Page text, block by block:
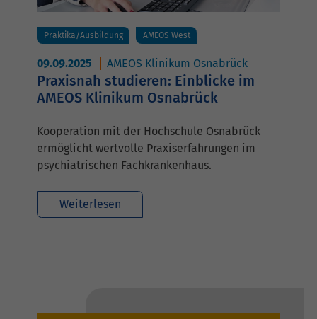
Praktika/Ausbildung AMEOS West
09.09.2025 AMEOS Klinikum Osnabrück
Praxisnah studieren: Einblicke im
AMEOS Klinikum Osnabrück
Kooperation mit der Hochschule Osnabrück
ermöglicht wertvolle Praxiserfahrungen im
psychiatrischen Fachkrankenhaus.
Weiterlesen